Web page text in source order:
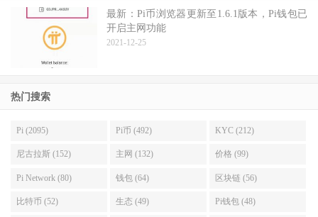
最新：Pi币浏览器更新至1.6.1版本，Pi钱包已
开启主网功能
2021-12-25
热门搜索
Pi (2095) Pi币 (492) KYC (212)
尼古拉斯 (152) 主网 (132) 价格 (99)
Pi Network (80) 钱包 (64) 区块链 (56)
比特币 (52) 生态 (49) Pi钱包 (48)